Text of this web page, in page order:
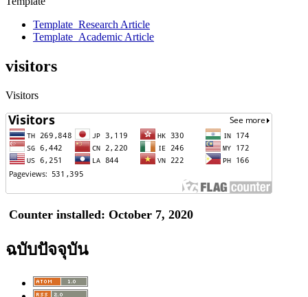
Template_Research Article
Template_Academic Article
visitors
Visitors
Counter installed: October 7, 2020
ฉบับปัจจุบัน